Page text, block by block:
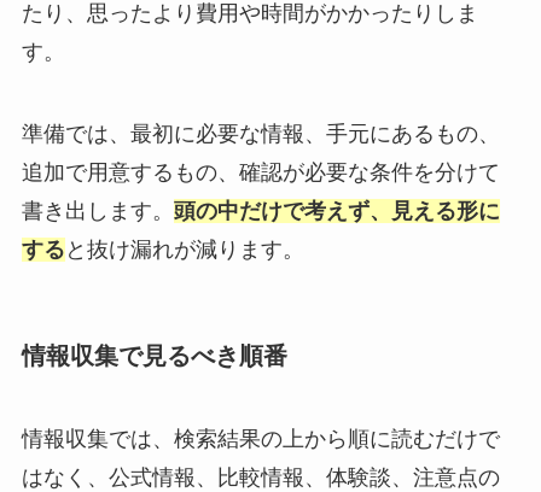
たり、思ったより費用や時間がかかったりしま
す。
準備では、最初に必要な情報、手元にあるもの、
追加で用意するもの、確認が必要な条件を分けて
書き出します。 頭の中だけで考えず、見える形に
する と抜け漏れが減ります。
情報収集で見るべき順番
情報収集では、検索結果の上から順に読むだけで
はなく、公式情報、比較情報、体験談、注意点の